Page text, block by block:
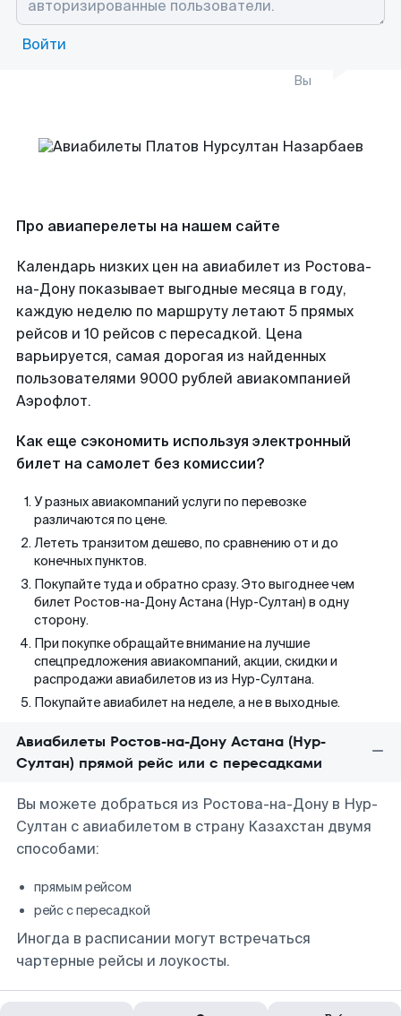
Войти
Вы
Про авиаперелеты на нашем сайте
Календарь низких цен на авиабилет из Ростова-
на-Дону показывает выгодные месяца в году,
каждую неделю по маршруту летают 5 прямых
рейсов и 10 рейсов с пересадкой. Цена
варьируется, самая дорогая из найденных
пользователями 9000 рублей авиакомпанией
Аэрофлот.
Как еще сэкономить используя электронный
билет на самолет без комиссии?
У разных авиакомпаний услуги по перевозке
различаются по цене.
Лететь транзитом дешево, по сравнению от и до
конечных пунктов.
Покупайте туда и обратно сразу. Это выгоднее чем
билет Ростов-на-Дону Астана (Нур-Султан) в одну
сторону.
При покупке обращайте внимание на лучшие
спецпредложения авиакомпаний, акции, скидки и
распродажи авиабилетов из из Нур-Султана.
Покупайте авиабилет на неделе, а не в выходные.
Авиабилеты Ростов-на-Дону Астана (Нур-
Султан) прямой рейс или с пересадками
Вы можете добраться из Ростова-на-Дону в Нур-
Султан с авиабилетом в страну Казахстан двумя
способами:
прямым рейсом
рейс с пересадкой
Иногда в расписании могут встречаться
чартерные рейсы и лоукосты.